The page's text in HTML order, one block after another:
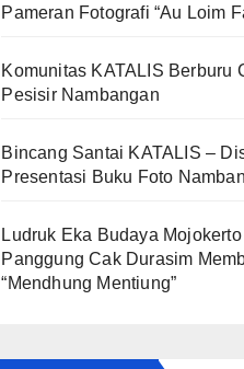
Pameran Fotografi “Au Loim
Komunitas KATALIS Berburu
Pesisir Nambangan
Bincang Santai KATALIS –
Presentasi Buku Foto
Ludruk Eka Budaya
Panggung Cak Durasim
“Mendhung Mentiung”